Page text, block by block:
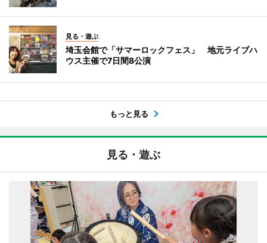
見る・遊ぶ
埼玉会館で「サマーロックフェス」 地元ライブハ
ウス主催で7日間8公演
もっと見る
見る・遊ぶ